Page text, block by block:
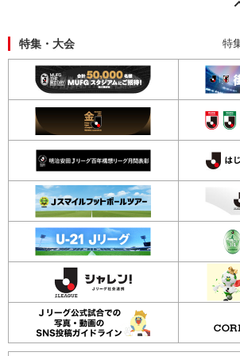
特集・大会 特